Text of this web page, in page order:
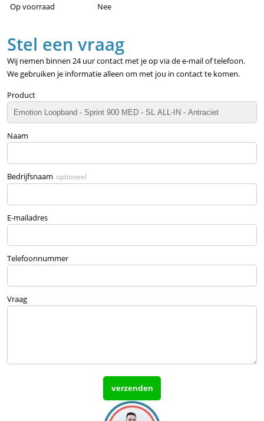
Op voorraad
Nee
Stel een vraag
Wij nemen binnen 24 uur contact met je op via de e-mail of telefoon.
We gebruiken je informatie alleen om met jou in contact te komen.
Product
Naam
Bedrijfsnaam optioneel
E-mailadres
Telefoonnummer
Vraag